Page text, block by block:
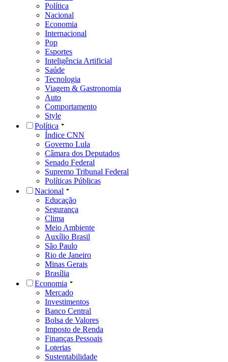
Política
Nacional
Economia
Internacional
Pop
Esportes
Inteligência Artificial
Saúde
Tecnologia
Viagem & Gastronomia
Auto
Comportamento
Style
Política
Índice CNN
Governo Lula
Câmara dos Deputados
Senado Federal
Supremo Tribunal Federal
Políticas Públicas
Nacional
Educação
Segurança
Clima
Meio Ambiente
Auxílio Brasil
São Paulo
Rio de Janeiro
Minas Gerais
Brasília
Economia
Mercado
Investimentos
Banco Central
Bolsa de Valores
Imposto de Renda
Finanças Pessoais
Loterias
Sustentabilidade